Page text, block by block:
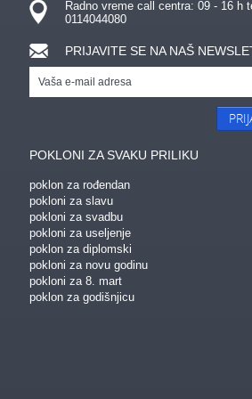
Radno vreme call centra: 09 - 16 h
0114044080
PRIJAVITE SE NA NAŠ
POKLONI ZA SVAKU PRILIKU
poklon za rođendan
pokloni za slavu
pokloni za svadbu
pokloni za useljenje
poklon za diplomski
pokloni za novu godinu
pokloni za 8. mart
poklon za godišnjicu